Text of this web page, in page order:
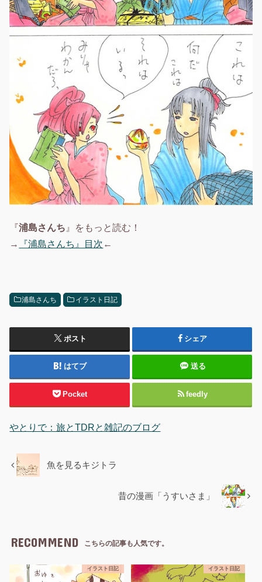
『浦島さんち 』をもっと読む！
→
『浦島さんち』目次 ←
浦島さんち イラスト日記
ポスト シェア
はてブ 送る
Pocket feedly
やとりで：旅とTDRと雑記のブログ
魚を見るキジトラ
昔の漫画「うすいさま」
RECOMMEND こちらの記事も人気です。
イラスト日記 イラスト日記